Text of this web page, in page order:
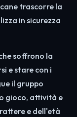
trascorre la
in sicurezza
soffrono la
e stare con i
il gruppo
gioco, attività e
e dell'età